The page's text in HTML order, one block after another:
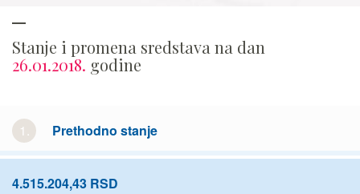
Stanje i promena sredstava na dan
26.01.2018. godine
1. Prethodno stanje
4.515.204,43 RSD